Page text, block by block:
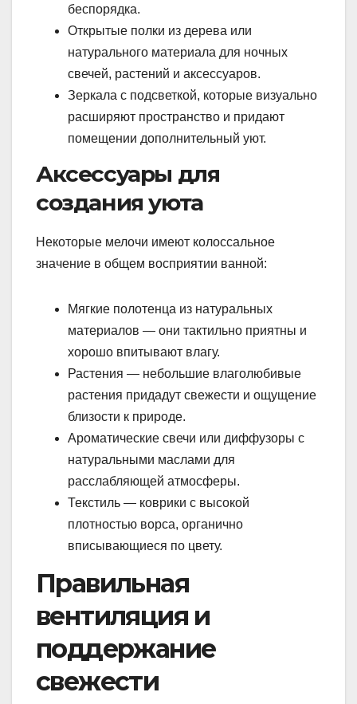
беспорядка.
Открытые полки из дерева или
натурального материала для ночных
свечей, растений и аксессуаров.
Зеркала с подсветкой, которые визуально
расширяют пространство и придают
помещении дополнительный уют.
Аксессуары для
создания уюта
Некоторые мелочи имеют колоссальное
значение в общем восприятии ванной:
Мягкие полотенца из натуральных
материалов — они тактильно приятны и
хорошо впитывают влагу.
Растения — небольшие влаголюбивые
растения придадут свежести и ощущение
близости к природе.
Ароматические свечи или диффузоры с
натуральными маслами для
расслабляющей атмосферы.
Текстиль — коврики с высокой
плотностью ворса, органично
вписывающиеся по цвету.
Правильная
вентиляция и
поддержание
свежести